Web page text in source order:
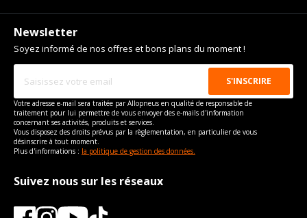
Newsletter
Soyez informé de nos offres et bons plans du moment !
Votre adresse e-mail sera traitée par Allopneus en qualité de responsable de
traitement pour lui permettre de vous envoyer des e-mails d'information
concernant ses activités, produits et services.
Vous disposez des droits prévus par la règlementation, en particulier de vous
désinscrire à tout moment.
Plus d'informations : la politique de gestion des données.
Suivez nous sur les réseaux